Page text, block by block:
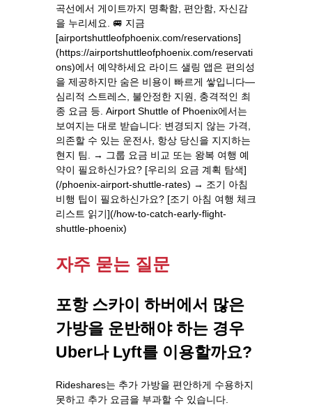
곡선에서 게이트까지 명확함, 편안함, 자신감
을 누리세요. 🚐 지금
[airportshuttleofphoenix.com/reservations]
(https://airportshuttleofphoenix.com/reservati
ons)에서 예약하세요 라이드 샐링 앱은 편의성
을 제공하지만 숨은 비용이 빠르게 쌓입니다—
심리적 스트레스, 불안정한 지원, 충격적인 최
종 요금 등. Airport Shuttle of Phoenix에서는
보여지는 대로 받습니다: 변경되지 않는 가격,
의존할 수 있는 운전사, 항상 당신을 지지하는
현지 팀. → 그룹 요금 비교 또는 왕복 여행 예
약이 필요하신가요? [우리의 요금 계획 탐색]
(/phoenix-airport-shuttle-rates) → 조기 아침
비행 팁이 필요하신가요? [조기 아침 여행 체크
리스트 읽기](/how-to-catch-early-flight-
shuttle-phoenix)
자주 묻는 질문
포항 스카이 하버에서 많은
가방을 운반해야 하는 경우
Uber나 Lyft를 이용할까요?
Rideshares는 추가 가방을 편안하게 수용하지
못하고 추가 요금을 부과할 수 있습니다.